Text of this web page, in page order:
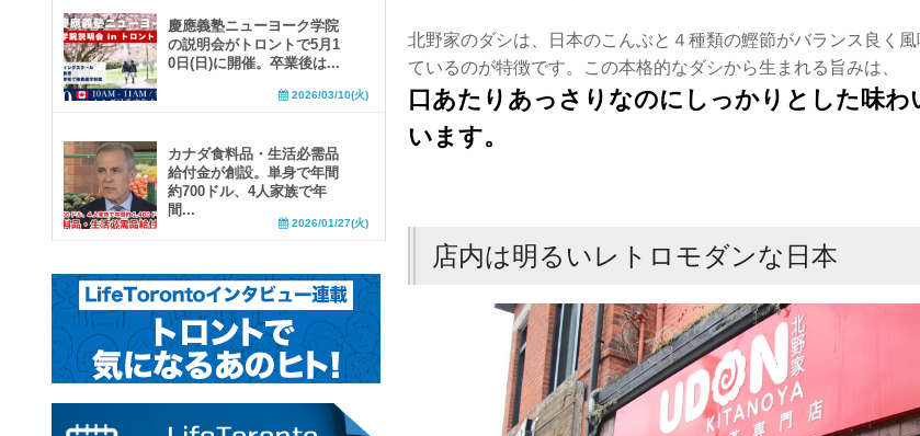
北野家のダシは、日本のこんぶと４種類の鰹節がバランス良く
ているのが特徴です。この本格的なダシから生まれる旨みは、
口あたりあっさりなのにしっかりとした味わ
います。
店内は明るいレトロモダンな日本
慶應義塾ニューヨーク学院
の説明会がトロントで5月1
0日(日)に開催。卒業後は...
2026/03/10(火)
カナダ食料品・生活必需品
給付金が創設。単身で年間
約700ドル、4人家族で年
間...
2026/01/27(火)